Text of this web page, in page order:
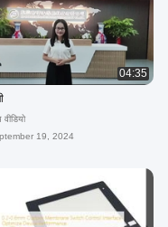
04:35
19, 2024